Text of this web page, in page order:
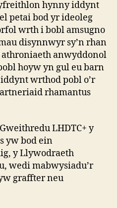
hynny iddynt
petai bod yr ideoleg
wrth i bobl amsugno
disynnwyr sy’n rhan
athroniaeth anwyddonol
hoyw yn gul eu barn
wrthod pobl o’r
rhamantus
LHDTC+ y
yw bod ein
y Llywodraeth
wedi mabwysiadu’r
graffter neu